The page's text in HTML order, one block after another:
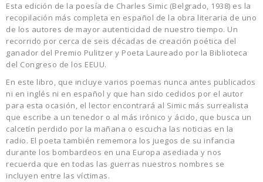
Esta edición de la poesía de Charles Simic (Belgrado, 1938) es la
recopilación más completa en español de la obra literaria de uno
de los autores de mayor autenticidad de nuestro tiempo. Un
recorrido por cerca de seis décadas de creación poética del
ganador del Premio Pulitzer y Poeta Laureado por la Biblioteca
del Congreso de los EEUU.
En este libro, que incluye varios poemas nunca antes publicados
ni en inglés ni en español y que han sido cedidos por el autor
para esta ocasión, el lector encontrará al Simic más surrealista
que escribe a un tenedor o al más irónico y ácido, que busca un
calcetín perdido por la mañana o escucha las noticias en la
radio. El poeta también rememora los juegos de su infancia
durante los bombardeos en una Europa asediada y nos
recuerda que en todas las guerras nuestros nombres se
incluyen entre las víctimas.